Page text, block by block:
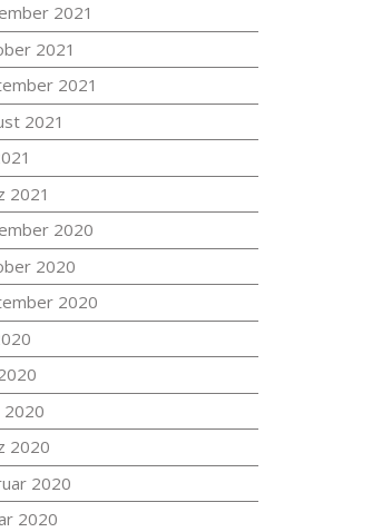
2021
2021
2021
2021
2021
2020
2020
2020
2020
2020
2020
2020